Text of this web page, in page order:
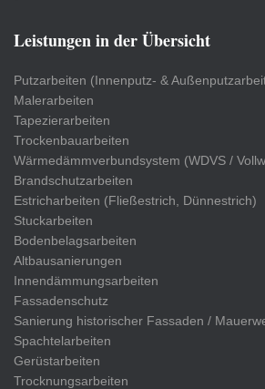
Leistungen in der Übersicht
Putzarbeiten (Innenputz- &
Malerarbeiten
Tapezierarbeiten
Trockenbauarbeiten
Wärmedämmverbundsystem (WDVS /
Brandschutzarbeiten
Estricharbeiten (Fließestrich, Dünnestrich)
Stuckarbeiten
Bodenbelagsarbeiten
Altbausanierungen
Innendämmungsarbeiten
Fassadenschutz
Sanierung historischer Fassaden /
Spachtelarbeiten
Gerüstarbeiten
Trocknungsarbeiten